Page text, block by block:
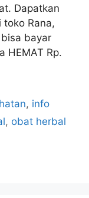
Dapatkan
toko Rana,
bayar
HEMAT Rp.
, info
, obat herbal